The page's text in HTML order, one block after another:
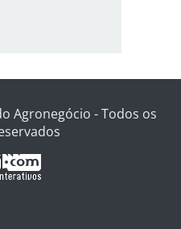
Agronegócio - Todos os